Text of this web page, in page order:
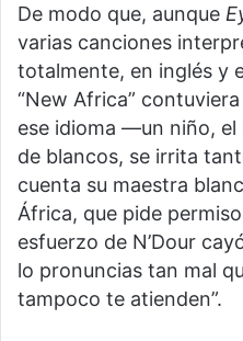
De modo que, aunque
varias canciones
totalmente, en inglés y
“New Africa”
ese idioma —un niño, el
de blancos, se irrita
cuenta su maestra
África, que pide
esfuerzo de N’Dour
lo pronuncias tan mal
tampoco te atienden”.